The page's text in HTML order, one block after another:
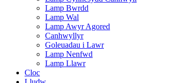
Lamp Bwrdd
Lamp Wal
Lamp Awyr Agored
Canhwyllyr
Goleuadau i Lawr
Lamp Nenfwd
Lamp Llawr
Cloc